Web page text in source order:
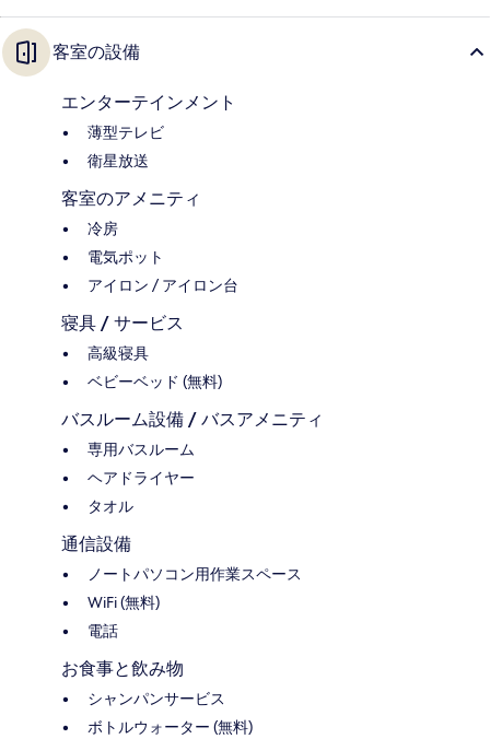
客室の設備
エンターテインメント
薄型テレビ
衛星放送
客室のアメニティ
冷房
電気ポット
アイロン / アイロン台
寝具 / サービス
高級寝具
ベビーベッド (無料)
バスルーム設備 / バスアメニティ
専用バスルーム
ヘアドライヤー
タオル
通信設備
ノートパソコン用作業スペース
WiFi (無料)
電話
お食事と飲み物
シャンパンサービス
ボトルウォーター (無料)